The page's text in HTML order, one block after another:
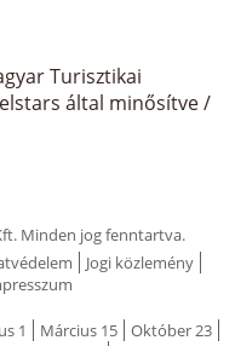
Turisztikai
által minősítve /
Minden jog fenntartva.
Jogi közlemény
1 Március 15
Október 23